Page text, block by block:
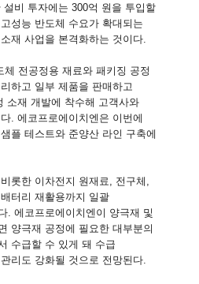
비 투자에는 300억 원을 투입할
성능 반도체 수요가 확대되는
재 사업을 본격화하는 것이다.
전공정용 재료와 패키징 공정
하고 일부 제품을 판매하고
소재 개발에 착수해 고객사와
. 에코프로에이치엔은 이번에
플 테스트와 준양산 라인 구축에
롯한 이차전지 원재료, 전구체,
터리 재활용까지 일괄
. 에코프로에이치엔이 양극재 및
양극재 공정에 필요한 대부분의
수급할 수 있게 돼 수급
리도 강화될 것으로 전망된다.